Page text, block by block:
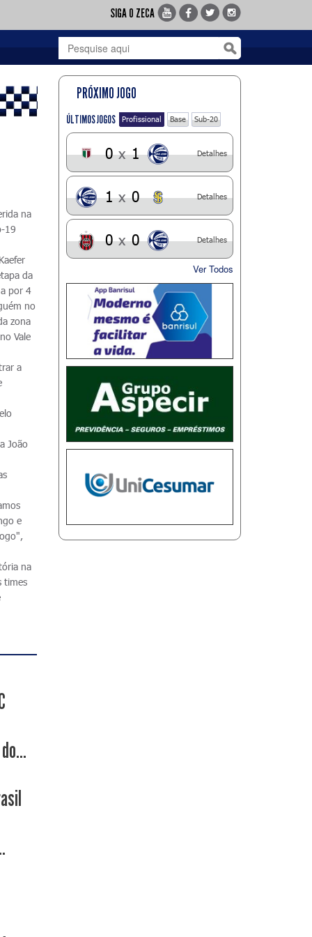
SIGA O ZECA
na
19
da
por 4
no
zona
Vale
a
João
e
na
times
PRÓXIMO JOGO
ÚLTIMOS JOGOS Profissional Base Sub-20
0 x 1 Detalhes
1 x 0 Detalhes
0 x 0 Detalhes
Ver Todos